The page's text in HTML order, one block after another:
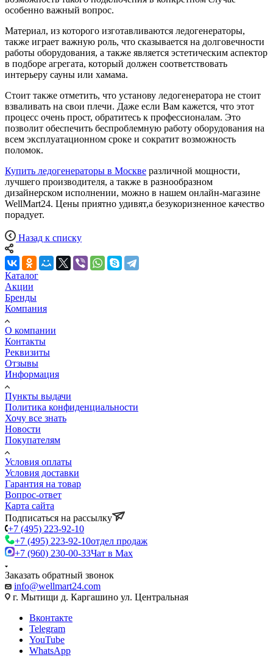
особенно важный вопрос.
Материал, из которого изготавливаются ледогенераторы,
также играет важную роль, что сказывается на долговечности
работы оборудования, а также является эстетическим аспектор
в подборе агрегата, который должен соответствовать
интерьеру сауны или хамама.
Стоит также отметить, что установу ледогенератора не стоит
взваливать на свои плечи. Даже если Вам кажется, что этот
процесс очень прост, обратитесь к профессионалам. Это
позволит обеспечить беспроблемную работу оборудования на
всем эксплуатационном сроке и сократит возможность
поломок.
Купить ледогенераторы в Москве различной мощности,
лучшего производителя, а также в разнообразном
дизайнерском исполнении, можно в нашем онлайн-магазине
WellMart24. Цены приятно удивят,а безукоризненное качество
порадует.
Назад к списку
Каталог
Акции
Бренды
Компания
О компании
Контакты
Реквизиты
Отзывы
Информация
Пункты выдачи
Политика конфиденциальности
Хочу все знать
Новости
Покупателям
Условия оплаты
Условия доставки
Гарантия на товар
Вопрос-ответ
Карта сайта
Подписаться на рассылку
+7 (495) 223-92-10
+7 (495) 223-92-10отдел продаж
+7 (960) 230-00-33Чат в Max
Заказать обратный звонок
info@wellmart24.com
г. Мытищи д. Каргашино ул. Центральная
Вконтакте
Telegram
YouTube
WhatsApp